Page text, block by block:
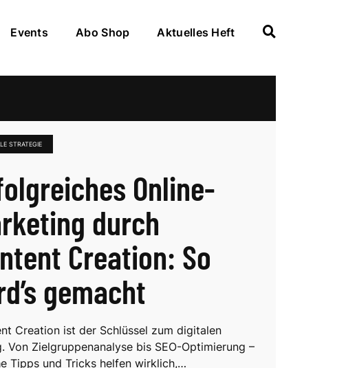
Events Abo Shop Aktuelles Heft
STRATEGIE
Online-
durch
Creation: So
gemacht
Creation ist der Schlüssel zum digitalen
Von Zielgruppenanalyse bis SEO-Optimierung –
Tipps und Tricks helfen wirklich,…